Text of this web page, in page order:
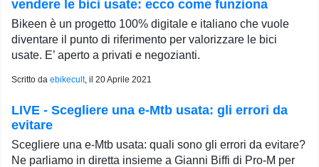
EBIKECULT
CONTATTI
PRIVACY
POLICY
vendere le bici usate: ecco come funziona
Bikeen è un progetto 100% digitale e italiano che vuole
diventare il punto di riferimento per valorizzare le bici
usate. E’ aperto a privati e negozianti.
Scritto da ebikecult, il 20 Aprile 2021
LIVE - Scegliere una e-Mtb usata: gli errori da
evitare
Scegliere una e-Mtb usata: quali sono gli errori da evitare?
Ne parliamo in diretta insieme a Gianni Biffi di Pro-M per